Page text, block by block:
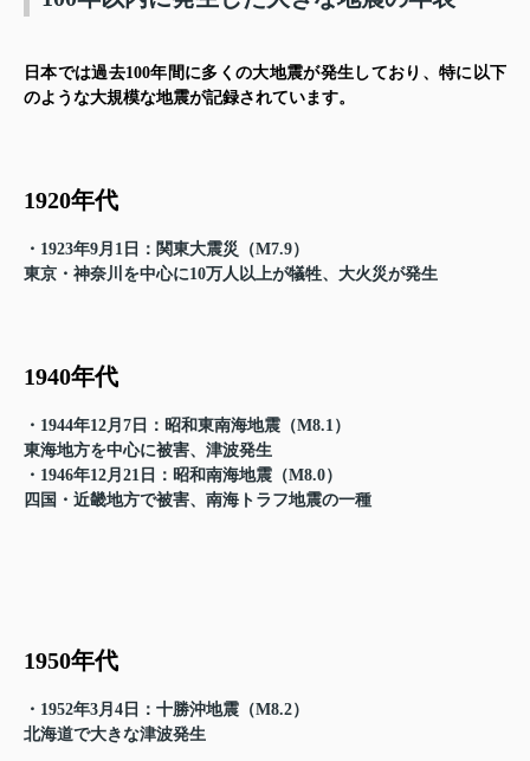
日本では過去100年間に多くの大地震が発生しており、特に以下
のような大規模な地震が記録されています。
1920年代
・1923年9月1日：関東大震災（M7.9）
東京・神奈川を中心に10万人以上が犠牲、大火災が発生
1940年代
・1944年12月7日：昭和東南海地震（M8.1）
東海地方を中心に被害、津波発生
・1946年12月21日：昭和南海地震（M8.0）
四国・近畿地方で被害、南海トラフ地震の一種
1950年代
・1952年3月4日：十勝沖地震（M8.2）
北海道で大きな津波発生